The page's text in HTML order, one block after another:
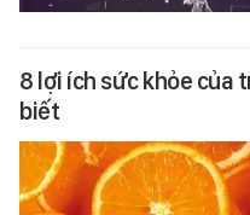
8 lợi ích sức khỏe của
biết